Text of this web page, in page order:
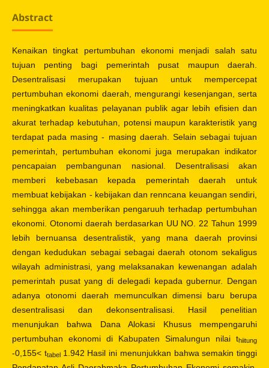
Abstract
Kenaikan tingkat pertumbuhan ekonomi menjadi salah satu
tujuan penting bagi pemerintah pusat maupun daerah.
Desentralisasi merupakan tujuan untuk mempercepat
pertumbuhan ekonomi daerah, mengurangi kesenjangan, serta
meningkatkan kualitas pelayanan publik agar lebih efisien dan
akurat terhadap kebutuhan, potensi maupun karakteristik yang
terdapat pada masing - masing daerah. Selain sebagai tujuan
pemerintah, pertumbuhan ekonomi juga merupakan indikator
pencapaian pembangunan nasional. Desentralisasi akan
memberi kebebasan kepada pemerintah daerah untuk
membuat kebijakan - kebijakan dan renncana keuangan sendiri,
sehingga akan memberikan pengaruuh terhadap pertumbuhan
ekonomi. Otonomi daerah berdasarkan UU NO. 22 Tahun 1999
lebih bernuansa desentralistik, yang mana daerah provinsi
dengan kedudukan sebagai sebagai daerah otonom sekaligus
wilayah administrasi, yang melaksanakan kewenangan adalah
pemerintah pusat yang di delegadi kepada gubernur. Dengan
adanya otonomi daerah memunculkan dimensi baru berupa
desentralisasi dan dekonsentralisasi. Hasil penelitian
menunjukan bahwa Dana Alokasi Khusus mempengaruhi
pertumbuhan ekonomi di Kabupaten Simalungun nilai thiitung
-0,155< ttabel 1.942 Hasil ini menunjukkan bahwa semakin tinggi